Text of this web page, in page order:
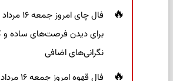
برای دیدن فرصت‌های ساده و
نگرانی‌های اضافی